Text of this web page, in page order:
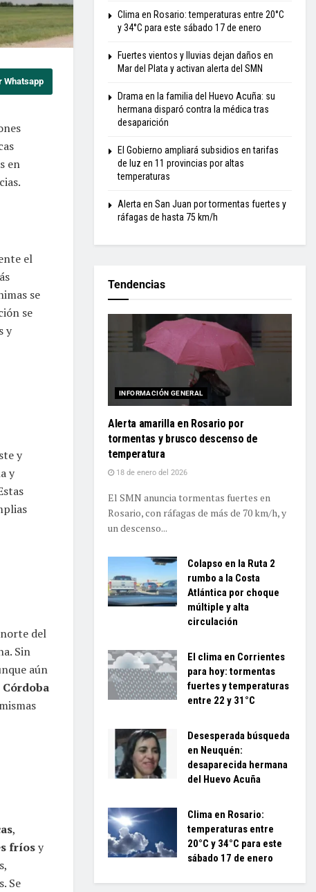
Whatsapp
en
el
se
se
y
y
y
del
Sin
aún
Córdoba
,
fríosy
Se
Clima en Rosario: temperaturas entre 20°C
y 34°C para este sábado 17 de enero
Fuertes vientos y lluvias dejan daños en
Mar del Plata y activan alerta del SMN
Drama en la familia del Huevo Acuña: su
hermana disparó contra la médica tras
desaparición
El Gobierno ampliará subsidios en tarifas
de luz en 11 provincias por altas
temperaturas
Alerta en San Juan por tormentas fuertes y
ráfagas de hasta 75 km/h
Tendencias
INFORMACIÓN GENERAL
Alerta amarilla en Rosario por
tormentas y brusco descenso de
temperatura
18 de enero del 2026
El SMN anuncia tormentas fuertes en
Rosario, con ráfagas de más de 70 km/h, y
un descenso...
Colapso en la Ruta 2
rumbo a la Costa
Atlántica por choque
múltiple y alta
circulación
El clima en Corrientes
para hoy: tormentas
fuertes y temperaturas
entre 22 y 31°C
Desesperada búsqueda
en Neuquén:
desaparecida hermana
del Huevo Acuña
Clima en Rosario:
temperaturas entre
20°C y 34°C para este
sábado 17 de enero